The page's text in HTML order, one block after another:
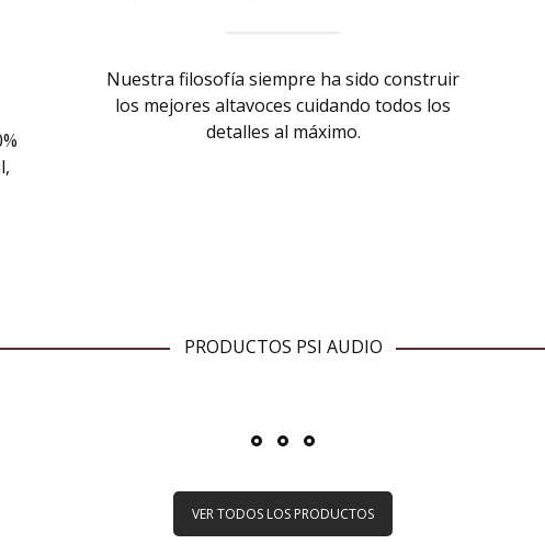
Nuestra filosofía siempre ha sido construir
los mejores altavoces cuidando todos los
detalles al máximo.
PRODUCTOS PSI AUDIO
VER TODOS LOS PRODUCTOS